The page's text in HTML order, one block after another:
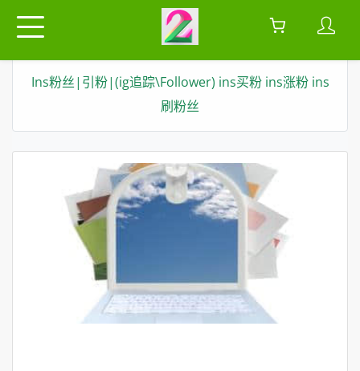
Ins粉丝|引粉|(ig追踪\Follower) ins买粉 ins涨粉 ins
刷粉丝